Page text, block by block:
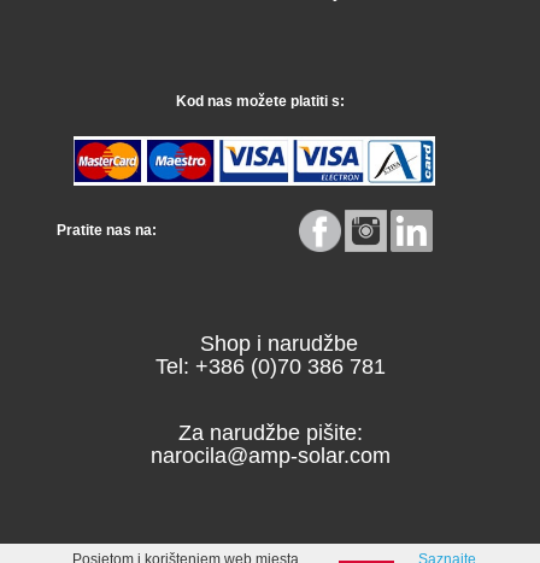
Kod nas možete platiti s:
Pratite nas na:
Shop i narudžbe
Tel: +386 (0)70 386 781
Za narudžbe pišite:
narocila@amp-solar.com
Posjetom i korištenjem web mjesta Saznajte